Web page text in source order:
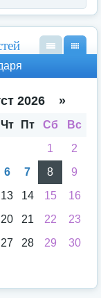
кал
аря
спи
2026 »
Чт Пт Сб
Вс
1
2
6 7 8
9
13 14 15
16
20 21 22
23
27 28 29
30